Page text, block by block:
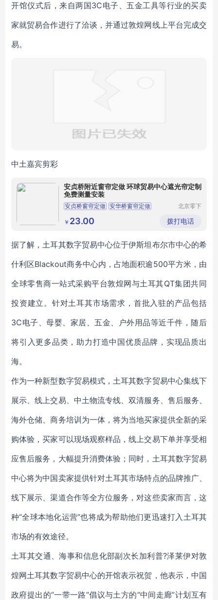
开馆仪式后，来自两国3C电子、五金工具等行业的买卖
家就贸易合作进行了洽谈，并通过敦煌网线上平台完成交
易。
中土嘉宾剪彩
安贞桥附近窗帘定做 环球贸易中心遮光帘定制
免费测量安装
安贞桥窗帘定做 安华桥窗帘定做
安贞里窗帘定做
马甸窗帘定做
北京零下
有限公司
￥ 23.00 拨打电话
据了解，土耳其数字贸易中心位于伊斯坦布尔市中心的希
什利区Blackout商务中心内，占地面积逾500平方米，由
全球零售商一站式采购平台敦煌网与土耳其QT集团共同
投资建立。针对土耳其市场需求，首批入驻的产品包括
3C电子、母婴、家居、五金、户外用品等近千件，随后
将引入更多品类，助力打造中国优质品牌，实现品质出
海。
作为一种新型数字贸易模式，土耳其数字贸易中心集线下
展示、线上交易、中土物流专线、双清服务、售后服务、
海外仓储、商务培训为一体，将为当地买家提供全新的采
购体验，买家可以现场观察样品，线上交易下单并享受相
应售后服务，大幅提升消费体验；同时，土耳其数字贸易
中心将为中国卖家提供针对土耳其市场特点的品牌推广、
线下展示、渠道合作等全方位服务，对这些卖家而言，这
种“全球本地化运营”也将成为帮助他们更迅速打入土耳其
市场的有效途径。
土耳其交通、海事和信息化部副次长加利普?泽莱伊对敦
煌网土耳其数字贸易中心的开馆表示祝贺，他表示，中国
政府提出的“一带一路”倡议与土方的“中间走廊”计划互有